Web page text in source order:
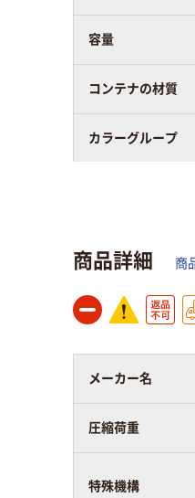
容量
コンテナの材質
カラーグループ
商品詳細 商
メーカー名
圧縮荷重
特殊機構